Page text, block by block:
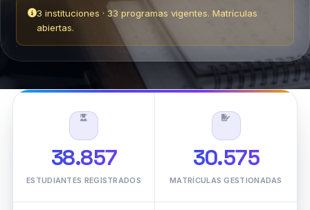
38.857
ESTUDIANTES REGISTRADOS
30.575
MATRÍCULAS GESTIONADAS